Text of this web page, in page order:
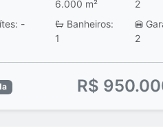
6.000 m²
2
-
Banheiros:
1
2
R$